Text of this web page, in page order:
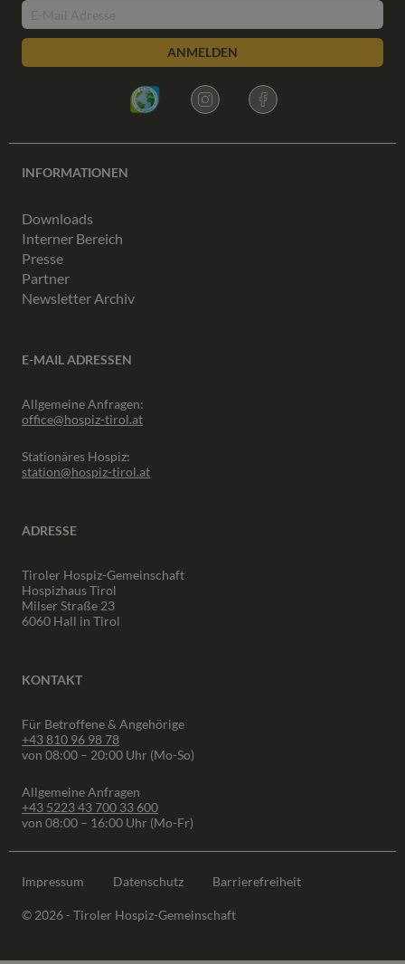
ANMELDEN
INFORMATIONEN
Downloads
Interner Bereich
Presse
Partner
Newsletter Archiv
E-MAIL ADRESSEN
Allgemeine Anfragen:
office@hospiz-tirol.at
Stationäres Hospiz:
station@hospiz-tirol.at
ADRESSE
Tiroler Hospiz-Gemeinschaft
Hospizhaus Tirol
Milser Straße 23
6060 Hall in Tirol
KONTAKT
Für Betroffene & Angehörige
+43 810 96 98 78
von 08:00 – 20:00 Uhr (Mo-So)
Allgemeine Anfragen
+43 5223 43 700 33 600
von 08:00 – 16:00 Uhr (Mo-Fr)
Impressum Datenschutz Barrierefreiheit
© 2026 - Tiroler Hospiz-Gemeinschaft